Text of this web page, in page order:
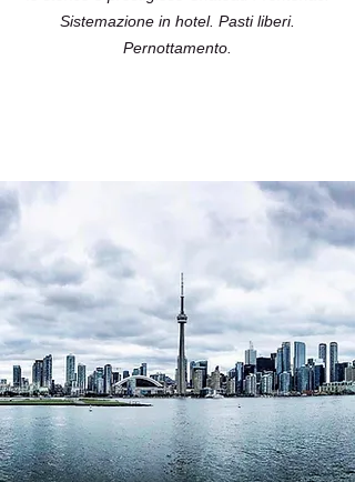
Sistemazione in hotel. Pasti liberi.
Pernottamento.